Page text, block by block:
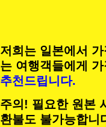
저희는 일본에서
는 여행객들에게
추천드립니다.
주의! 필요한 원본
환불도 불가능합니